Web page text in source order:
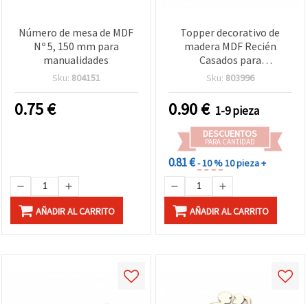
Número de mesa de MDF
Nº 5, 150 mm para
manualidades
Sku: 804151
0.75€
AÑADIR AL CARRITO
Topper decorativo de
madera MDF Recién
Casados para
manualidades y
115x80x3 mm
Sku: 803996
0.90€ 1-9 pieza
DESCUENTOS
PARA CANTIDAD
0.81 €- 10 %10 pieza +
AÑADIR AL CARRITO